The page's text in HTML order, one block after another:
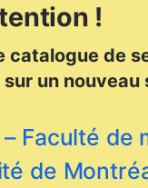
!
catalogue de
sur un nouveau
Faculté de
de